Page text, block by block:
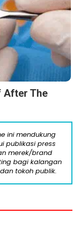
After The
ini mendukung
publikasi press
merek/brand
bagi kalangan
tokoh publik.